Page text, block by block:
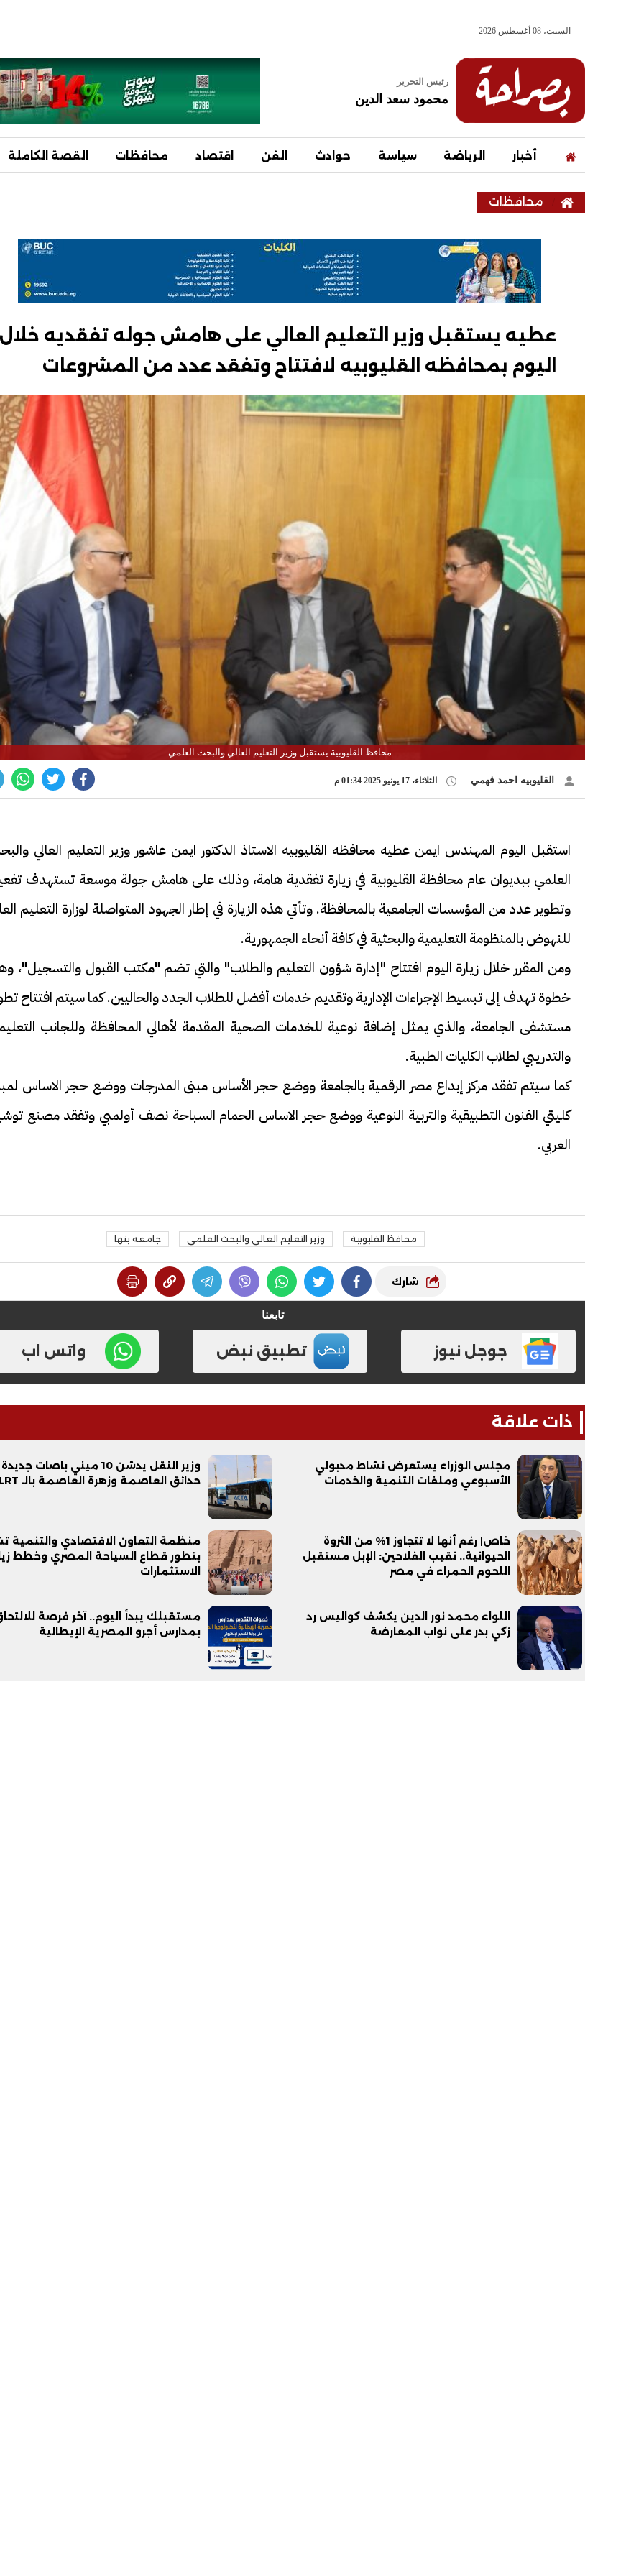
السبت، 08 أغسطس 2026
رئيس التحرير
محمود سعد الدين
أخبار الرياضة سياسة حوادث الفن اقتصاد محافظات القصة الكاملة
محافظات
عطيه يستقبل وزير التعليم العالي على هامش جوله تفقديه خلال
اليوم بمحافظه القليوبيه لافتتاح وتفقد عدد من المشروعات
محافظ القليوبية يستقبل وزير التعليم العالي والبحث العلمي
القليوبيه احمد فهمي الثلاثاء، 17 يونيو 2025 01:34 م
استقبل اليوم المهندس ايمن عطيه محافظه القليوبيه الاستاذ الدكتور ايمن عاشور وزير التعليم العالي
العلمي ببديوان عام محافظة القليوبية في زيارة تفقدية هامة، وذلك على هامش جولة موسعة تستهدف
وتطوير عدد من المؤسسات الجامعية بالمحافظة. وتأتي هذه الزيارة في إطار الجهود المتواصلة لوزارة التعليم
للنهوض بالمنظومة التعليمية والبحثية في كافة أنحاء الجمهورية.
ومن المقرر خلال زيارة اليوم افتتاح "إدارة شؤون التعليم والطلاب" والتي تضم "مكتب القبول والتسجيل"،
خطوة تهدف إلى تبسيط الإجراءات الإدارية وتقديم خدمات أفضل للطلاب الجدد والحاليين. كما سيتم افتتاح
مستشفى الجامعة، والذي يمثل إضافة نوعية للخدمات الصحية المقدمة لأهالي المحافظة وللجانب
والتدريبي لطلاب الكليات الطبية.
كما سيتم تفقد مركز إبداع مصر الرقمية بالجامعة ووضع حجر الأساس مبنى المدرجات ووضع حجر الاساس
كليتي الفنون التطبيقية والتربية النوعية ووضع حجر الاساس الحمام السباحة نصف أولمبي وتفقد مصنع
العربي.
محافظ القليوبية وزير التعليم العالي والبحث العلمي جامعه بنها
شارك
تابعنا
جوجل نيوز تطبيق نبض واتس اب
ذات علاقة
مجلس الوزراء يستعرض نشاط مدبولي
الأسبوعي وملفات التنمية والخدمات
وزير النقل يدشن 10 ميني باصات
حدائق العاصمة وزهرة العاصمة بالـ LRT
خاص| رغم أنها لا تتجاوز 1% من الثروة
الحيوانية.. نقيب الفلاحين: الإبل مستقبل
اللحوم الحمراء في مصر
منظمة التعاون الاقتصادي والتنمية
بتطور قطاع السياحة المصري وخطط
الاستثمارات
اللواء محمد نور الدين يكشف كواليس رد
زكي بدر على نواب المعارضة
مستقبلك يبدأ اليوم.. آخر فرصة
بمدارس أجرو المصرية الإيطالية
الوداع الأخير.. دفن جثامين الضحايا
الأربعة بقرية السعدية في الفيوم
افتتاح أكبر صرح ديني في القوصية..
تحفة معمارية بتكلفة تجاوزت 20
ابني بطل وفخورة بيه.. أول ظهور